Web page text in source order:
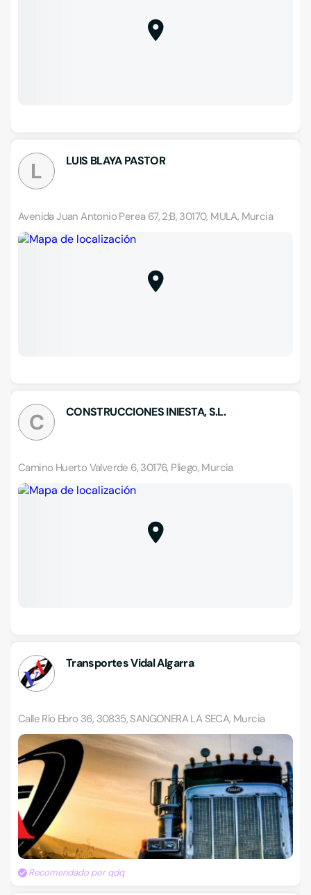
L LUIS BLAYA PASTOR
Avenida Juan Antonio Perea 67, 2;B, 30170, MULA, Murcia
C CONSTRUCCIONES INIESTA, S.L.
Camino Huerto Valverde 6, 30176, Pliego, Murcia
Transportes Vidal Algarra
Calle Río Ebro 36, 30835, SANGONERA LA SECA, Murcia
Recomendado por qdq